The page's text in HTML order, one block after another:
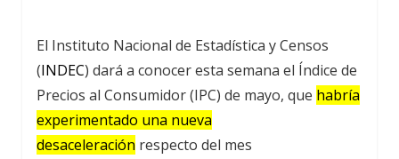
El Instituto Nacional de Estadística y Censos
(INDEC) dará a conocer esta semana el Índice de
Precios al Consumidor (IPC) de mayo, que habría
experimentado una nueva
desaceleración respecto del mes